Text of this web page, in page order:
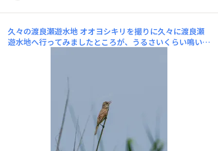
久々の渡良瀬遊水地 オオヨシキリを撮りに久々に渡良瀬
遊水地へ行ってみましたところが、うるさいくらい鳴いて